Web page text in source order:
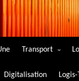
Transport
Transport aérien
Digitalisation